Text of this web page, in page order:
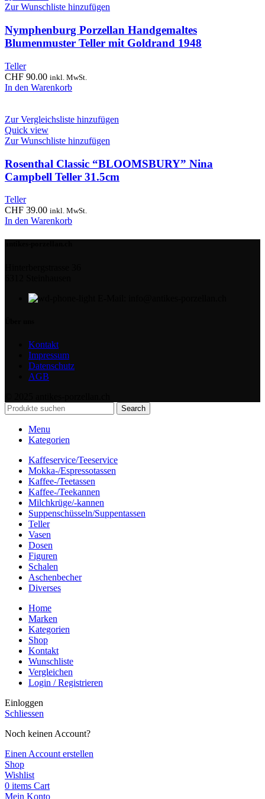
Zur Wunschliste hinzufügen
Nymphenburg Porzellan Handgemaltes
Blumenmuster Teller mit Goldrand 1948
Teller
CHF 90.00 inkl. MwSt.
In den Warenkorb
Zur Vergleichsliste hinzufügen
Quick view
Zur Wunschliste hinzufügen
Rosenthal Classic “BLOOMSBURY” Nina
Campbell Teller 31.5cm
Teller
CHF 39.00 inkl. MwSt.
In den Warenkorb
Kontakt
Impressum
Datenschutz
AGB
Search
Menu
Kategorien
Kaffeservice/Teeservice
Mokka-/Espressotassen
Kaffee-/Teetassen
Kaffee-/Teekannen
Milchkrüge/-kannen
Suppenschüsseln/Suppentassen
Teller
Vasen
Dosen
Figuren
Schalen
Aschenbecher
Diverses
Home
Marken
Kategorien
Shop
Kontakt
Wunschliste
Vergleichen
Login / Registrieren
Einloggen
Schliessen
Noch keinen Account?
Einen Account erstellen
Shop
Wishlist
0 items Cart
Mein Konto